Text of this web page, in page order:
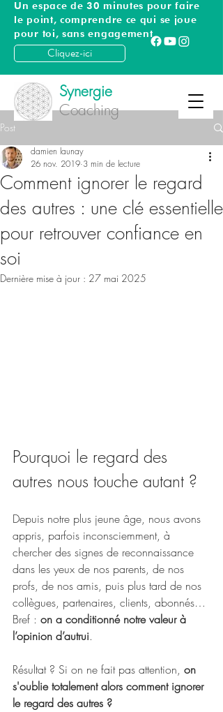
Synergie
Coaching
Un espace de 30 minutes pour faire
le point, comprendre ce qui se joue
pour toi, sans engagement
Cliquez-ici
Post
Comment ignorer le regard
des autres : une clé essentielle
pour retrouver confiance en
soi
damien launay
26 nov. 2019 3 min de lecture
Dernière mise à jour : 27 mai 2025
Pourquoi le regard des
autres nous touche autant ?
Depuis notre plus jeune âge, nous avons
appris, parfois inconsciemment, à
chercher des signes de reconnaissance
dans les yeux de nos parents, de nos
profs, de nos amis, puis plus tard de nos
collègues, partenaires, clients, abonnés…
Bref : on a conditionné notre valeur à
l’opinion d’autrui.
Résultat ? Si on ne fait pas attention, on
s'oublie totalement alors comment ignorer
le regard des autres ?